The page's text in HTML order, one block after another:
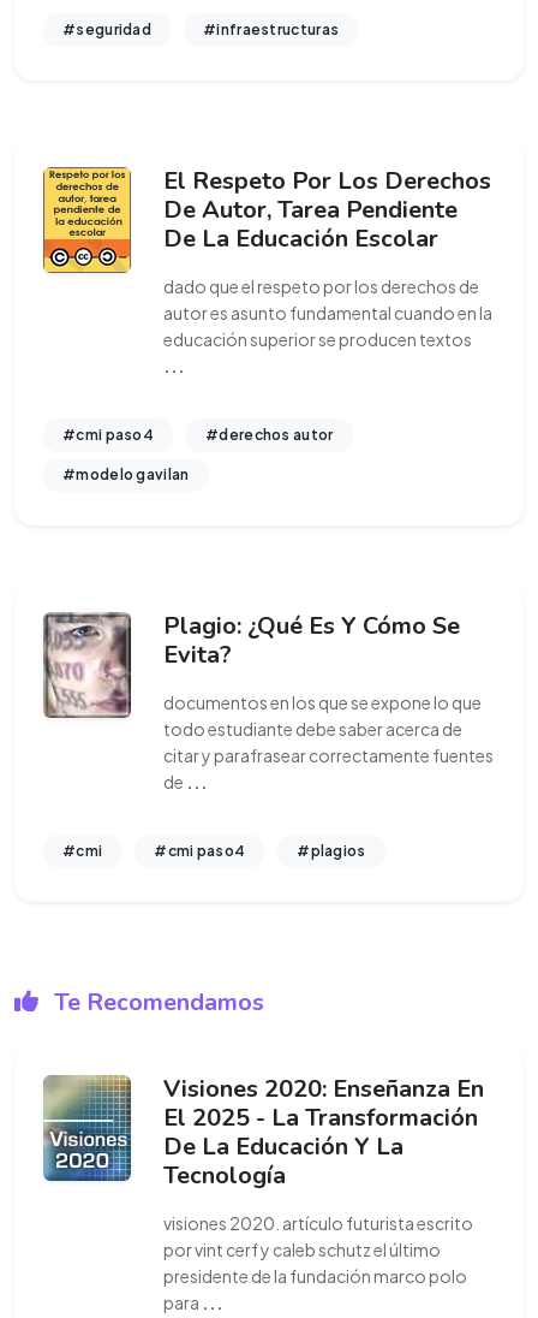
#seguridad #infraestructuras
El Respeto Por Los Derechos
De Autor, Tarea Pendiente
De La Educación Escolar
dado que el respeto por los derechos de
autor es asunto fundamental cuando en la
educación superior se producen textos
...
#cmi paso4 #derechos autor
#modelo gavilan
Plagio: ¿Qué Es Y Cómo Se
Evita?
documentos en los que se expone lo que
todo estudiante debe saber acerca de
citar y parafrasear correctamente fuentes
de ...
#cmi #cmi paso4 #plagios
Te Recomendamos
Visiones 2020: Enseñanza En
El 2025 - La Transformación
De La Educación Y La
Tecnología
visiones 2020. artículo futurista escrito
por vint cerf y caleb schutz el último
presidente de la fundación marco polo
para ...